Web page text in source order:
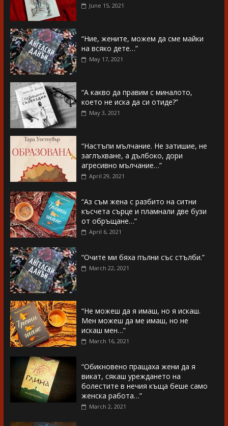
June 15, 2021
“Ние, жените, можем да сме майки
на всяко дете…”
May 17, 2021
“А какво да правим с миналото,
което не иска да си отиде?”
May 3, 2021
“Настъпи мълчание. Не затишие, не
заглъхване, а дълбоко, дори
агресивно мълчание…”
April 29, 2021
“Аз съм жена с разбито на ситни
късчета сърце и пламнали две бузи
от обръщане…”
April 6, 2021
“Очите ми бяха пълни със стълби.”
March 22, 2021
“Не можеш да я имаш, но я искаш.
Мен можеш да ме имаш, но не
искаш мен…”
March 16, 2021
“Обикновено пращаха жени да я
викат, сякаш уреждането на
болестите в нечия къща беше само
женска работа…”
March 2, 2021